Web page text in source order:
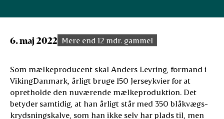
6. maj 2022 Mere end 12 mdr. gammel
Som mælkeproducent skal Anders Levring, formand i
VikingDanmark, årligt bruge 150 Jerseykvier for at
opretholde den nuværende mælkeproduktion. Det
betyder samtidig, at han årligt står med 350 blåkvægs-
krydsningskalve, som han ikke selv har plads til, men